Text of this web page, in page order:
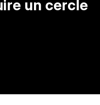
un cercle